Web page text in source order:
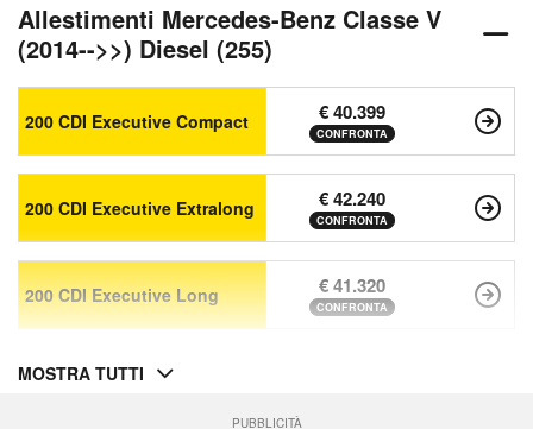
Allestimenti Mercedes-Benz Classe V
(2014-->>) Diesel (255)
200 CDI Executive Compact € 40.399
CONFRONTA
200 CDI Executive Extralong € 42.240
CONFRONTA
200 CDI Executive Long € 41.320
CONFRONTA
MOSTRA TUTTI
PUBBLICITÀ